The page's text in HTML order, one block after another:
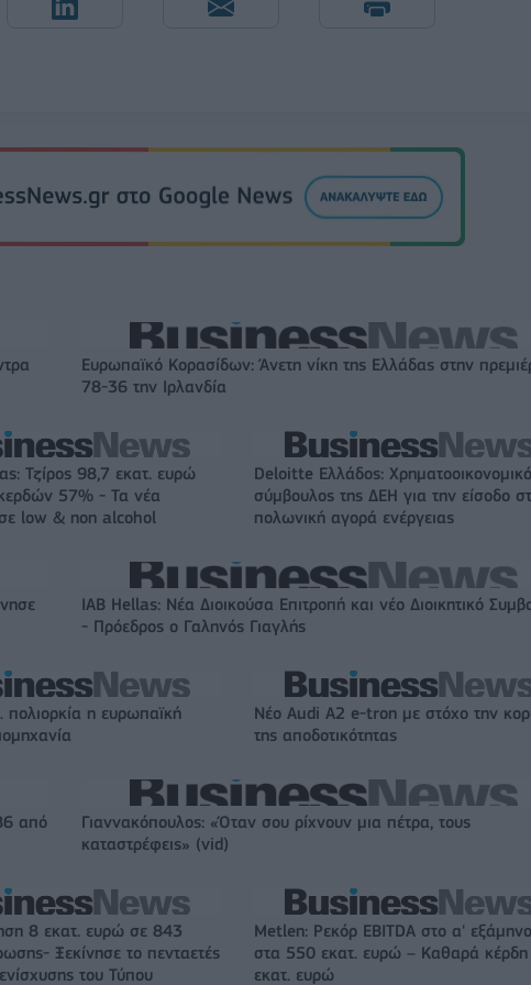
Ευρωπαϊκό Κορασίδων: Άνετη νίκη της Ελλάδας στην
78-36 την Ιρλανδία
Τζίρος 98,7 εκατ. ευρώ
57% - Τα νέα
σε low & non alcohol
Deloitte Ελλάδος:
σύμβουλος της ΔΕΗ για την είσοδο
πολωνική αγορά ενέργειας
IAB Hellas: Νέα Διοικούσα Επιτροπή και νέο Διοικητικό
- Πρόεδρος ο Γαληνός Γιαγλής
πολιορκία η ευρωπαϊκή
Νέο Audi A2 e-tron με στόχο την
της αποδοτικότητας
από
Γιαννακόπουλος: «Όταν σου ρίχνουν μια πέτρα, τους
καταστρέφεις» (vid)
8 εκατ. ευρώ σε 843
Ξεκίνησε το πενταετές
του Τύπου
Metlen: Ρεκόρ EBITDA στο α'
στα 550 εκατ. ευρώ – Καθαρά
εκατ. ευρώ